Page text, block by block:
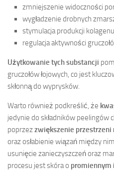
zmniejszenie widoczności
wygładzenie drobnych
stymulacja produkcji
regulacja aktywności
Użytkowanie tych substancji
gruczołów łojowych, co jest
skłonną do wyprysków.
Warto również podkreślić, że
jedynie do składników peelingów
poprzezzwiększenie
oraz osłabienie wiązań między
usunięcie zanieczyszczeń oraz
procesu jest skóra o promiennym